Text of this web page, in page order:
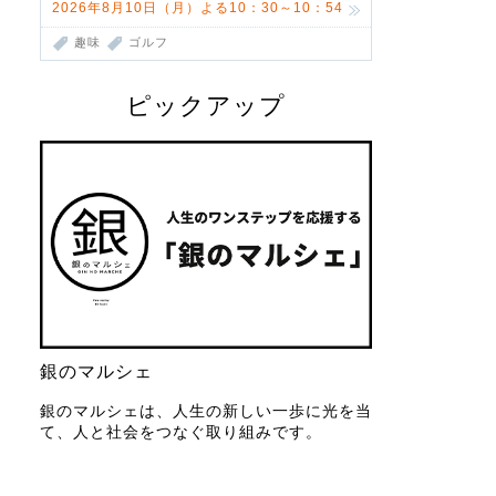
2026年8月10日（月）よる10：30～10：54
趣味 ゴルフ
ピックアップ
銀のマルシェ
銀のマルシェは、人生の新しい一歩に光を当
て、人と社会をつなぐ取り組みです。